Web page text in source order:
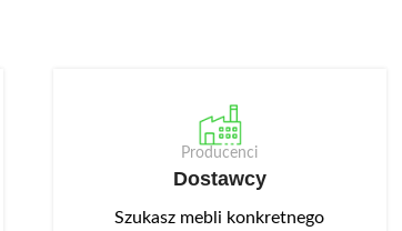
Szerokość: 156 cm, wysokość: 84 cm,
blat: płyta meblowa laminowana, obrzeże
Producenci
Dostawcy
Szukasz mebli konkretnego